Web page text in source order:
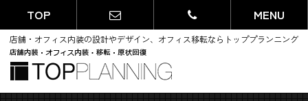
TOP MENU
店舗・オフィス内装の設計やデザイン、オフィス移転ならトッププランニング